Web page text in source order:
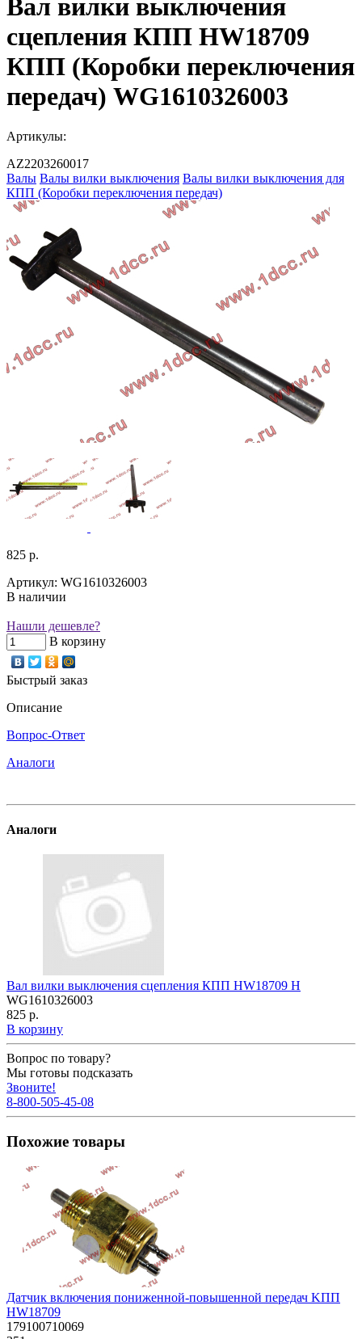
Вал вилки выключения
сцепления КПП HW18709
КПП (Коробки переключения
передач) WG1610326003
Артикулы:
AZ2203260017
Валы Валы вилки выключения Валы вилки выключения для
КПП (Коробки переключения передач)
825 р.
Артикул: WG1610326003
В наличии
Нашли дешевле?
В корзину
Быстрый заказ
Описание
Вопрос-Ответ
Аналоги
Аналоги
Вал вилки выключения сцепления КПП HW18709 H
WG1610326003
825 р.
В корзину
Вопрос по товару?
Мы готовы подсказать
Звоните!
8-800-505-45-08
Похожие товары
Датчик включения пониженной-повышенной передач KПП
HW18709
179100710069